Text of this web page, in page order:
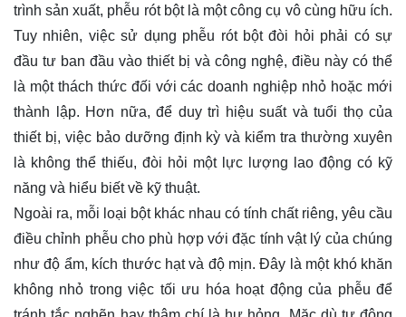
trình sản xuất, phễu rót bột là một công cụ vô cùng hữu ích.
Tuy nhiên, việc sử dụng phễu rót bột đòi hỏi phải có sự
đầu tư ban đầu vào thiết bị và công nghệ, điều này có thể
là một thách thức đối với các doanh nghiệp nhỏ hoặc mới
thành lập. Hơn nữa, để duy trì hiệu suất và tuổi thọ của
thiết bị, việc bảo dưỡng định kỳ và kiểm tra thường xuyên
là không thể thiếu, đòi hỏi một lực lượng lao động có kỹ
năng và hiểu biết về kỹ thuật.
Ngoài ra, mỗi loại bột khác nhau có tính chất riêng, yêu cầu
điều chỉnh phễu cho phù hợp với đặc tính vật lý của chúng
như độ ẩm, kích thước hạt và độ mịn. Đây là một khó khăn
không nhỏ trong việc tối ưu hóa hoạt động của phễu để